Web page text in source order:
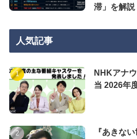
滞」を解説
人気記事
NHKアナ
当 2026年
『あきな